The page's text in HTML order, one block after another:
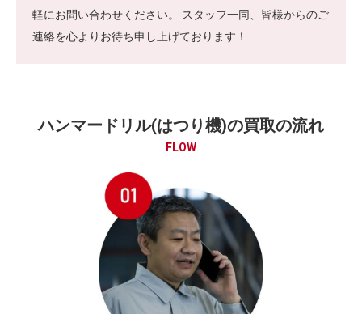
軽にお問い合わせください。 スタッフ一同、皆様からのご
連絡を心よりお待ち申し上げております！
ハンマードリル(はつり機)の買取の流れ
FLOW